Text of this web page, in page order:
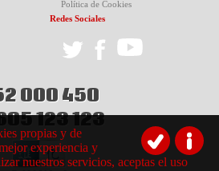
Política de Cookies
Redes Sociales
000 450
123 123
propias y de
experiencia y
nuestros servicios, aceptas el uso